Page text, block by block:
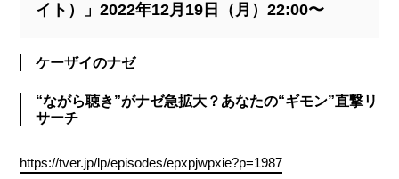
イト）」2022年12月19日（月）22:00〜
ケーザイのナゼ
“ながら聴き”がナゼ急拡大？あなたの“ギモン”直撃リ
サーチ
https://tver.jp/lp/episodes/epxpjwpxie?p=1987